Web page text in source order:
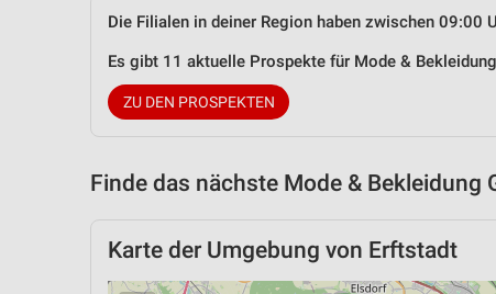
Die Filialen in deiner Region haben zwischen 09:00
Es gibt 11 aktuelle Prospekte für Mode &
ZU DEN PROSPEKTEN
Finde das nächste Mode & Bekleidung
Karte der Umgebung von Erftstadt